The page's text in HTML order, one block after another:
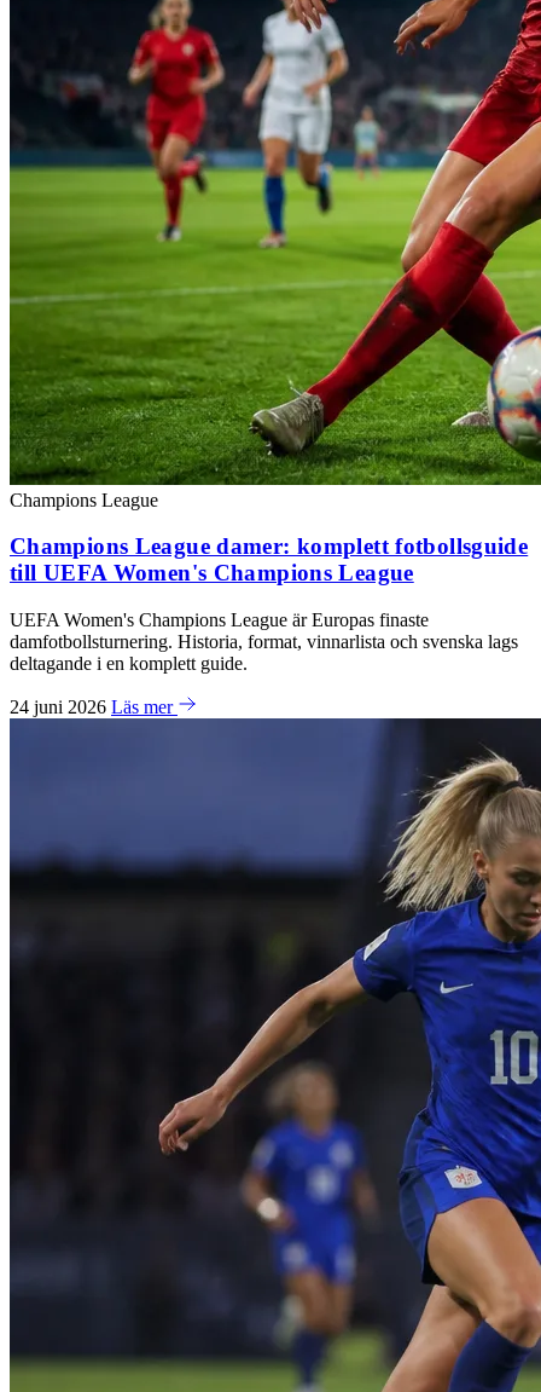
Champions League
Champions League damer: komplett fotbollsguide
till UEFA Women's Champions League
UEFA Women's Champions League är Europas finaste
damfotbollsturnering. Historia, format, vinnarlista och svenska lags
deltagande i en komplett guide.
24 juni 2026 Läs mer